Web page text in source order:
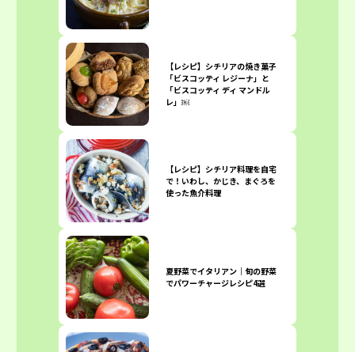
【レシピ】シチリアの焼き菓子
「ビスコッティ レジーナ」と
「ビスコッティ ディ マンドル
レ」￼
【レシピ】シチリア料理を自宅
で！いわし、かじき、まぐろを
使った魚介料理
夏野菜でイタリアン｜旬の野菜
でパワーチャージレシピ4選